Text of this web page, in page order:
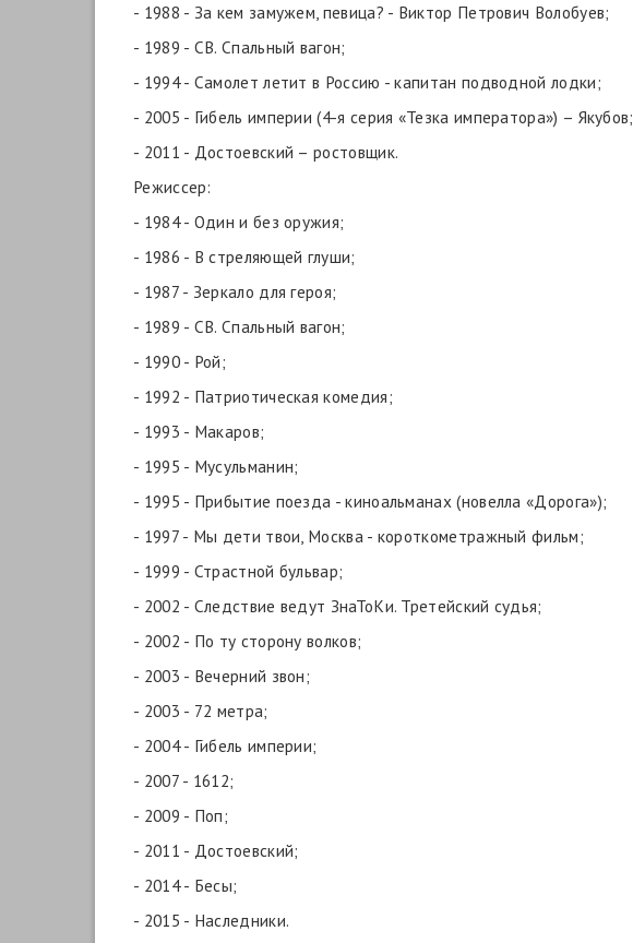
- 1988 - За кем замужем, певица? - Виктор Петрович Волобуев;
- 1989 - СВ. Спальный вагон;
- 1994 - Самолет летит в Россию - капитан подводной лодки;
- 2005 - Гибель империи (4-я серия «Тезка императора») – Якубов;
- 2011 - Достоевский – ростовщик.
Режиссер:
- 1984 - Один и без оружия;
- 1986 - В стреляющей глуши;
- 1987 - Зеркало для героя;
- 1989 - СВ. Спальный вагон;
- 1990 - Рой;
- 1992 - Патриотическая комедия;
- 1993 - Макаров;
- 1995 - Мусульманин;
- 1995 - Прибытие поезда - киноальманах (новелла «Дорога»);
- 1997 - Мы дети твои, Москва - короткометражный фильм;
- 1999 - Страстной бульвар;
- 2002 - Следствие ведут ЗнаТоКи. Третейский судья;
- 2002 - По ту сторону волков;
- 2003 - Вечерний звон;
- 2003 - 72 метра;
- 2004 - Гибель империи;
- 2007 - 1612;
- 2009 - Поп;
- 2011 - Достоевский;
- 2014 - Бесы;
- 2015 - Наследники.